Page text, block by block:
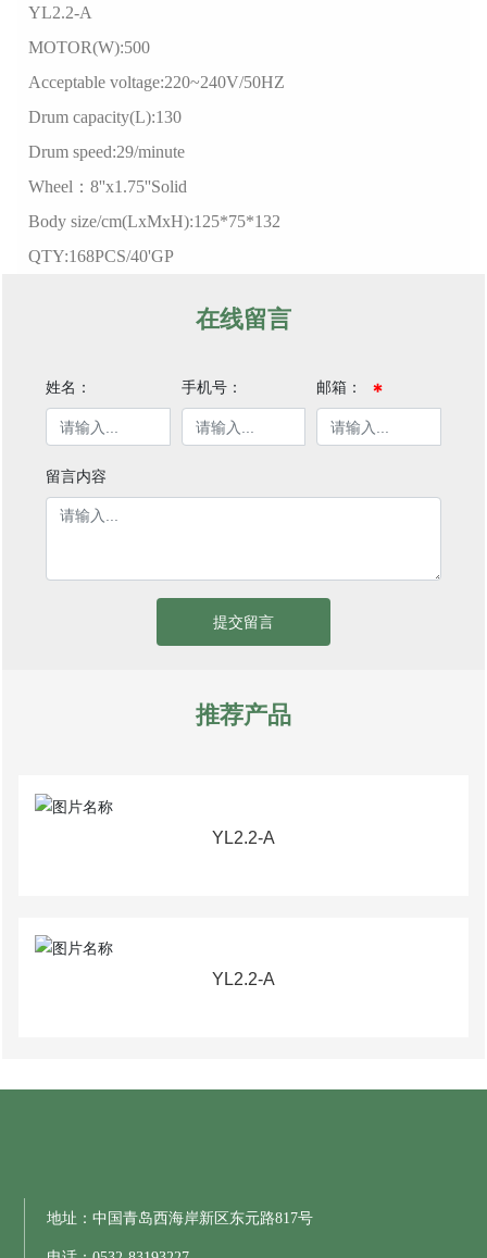
YL2.2-A
MOTOR(W):500
Acceptable voltage:220~240V/50HZ
Drum capacity(L):130
Drum speed:29/minute
Wheel：8''x1.75''Solid
Body size/cm(LxMxH):125*75*132
QTY:168PCS/40'GP
在线留言
姓名： 手机号： 邮箱：
留言内容
提交留言
推荐产品
YL2.2-A
YL2.2-A
地址：中国青岛西海岸新区东元路817号